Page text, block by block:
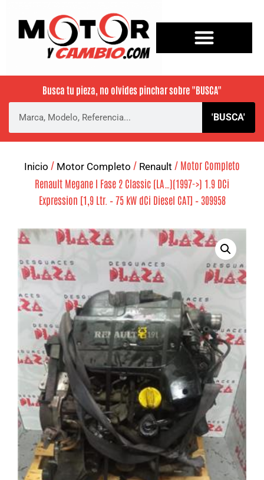
Busca tu pieza, no olvides pinchar sobre "BUSCA"
'BUSCA'
Inicio / Motor Completo / Renault / Motor Completo
Renault Megane I Fase 2 Classic (LA…)(1997->) 1.9 DCi
Expression [1,9 Ltr. – 75 kW dCi Diesel CAT] – 309958